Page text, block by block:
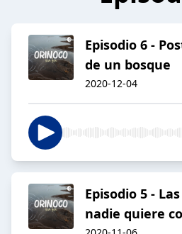
Episodio 6 -
de un bosque
2020-12-04
Episodio 5 -
nadie quiere